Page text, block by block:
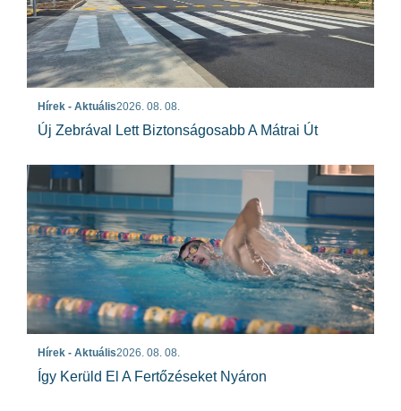
Hírek - Aktuális2026. 08. 08.
Új Zebrával Lett Biztonságosabb A Mátrai Út
Hírek - Aktuális2026. 08. 08.
Így Kerüld El A Fertőzéseket Nyáron